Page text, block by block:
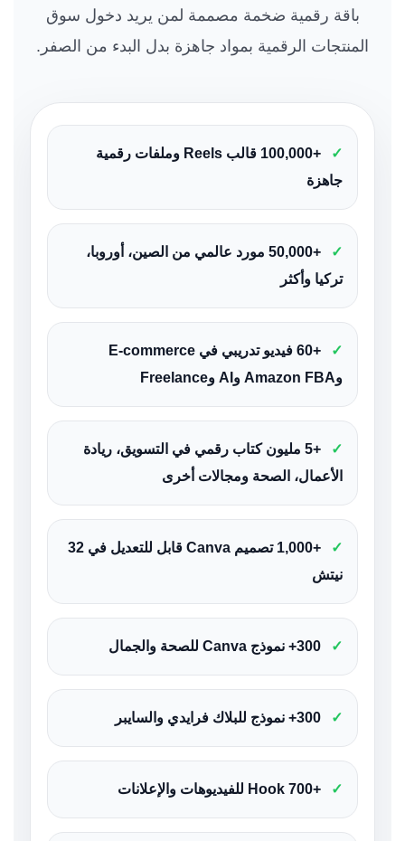
باقة رقمية ضخمة مصممة لمن يريد دخول سوق
المنتجات الرقمية بمواد جاهزة بدل البدء من الصفر.
✓
+100,000 قالب Reels وملفات رقمية
جاهزة
✓
+50,000 مورد عالمي من الصين، أوروبا،
تركيا وأكثر
✓
+60 فيديو تدريبي في E-commerce
وAmazon FBA وAI وFreelance
✓
+5 مليون كتاب رقمي في التسويق، ريادة
الأعمال، الصحة ومجالات أخرى
✓
+1,000 تصميم Canva قابل للتعديل في 32
نيتش
✓
✓
✓ +700 Hook للفيديوهات والإعلانات